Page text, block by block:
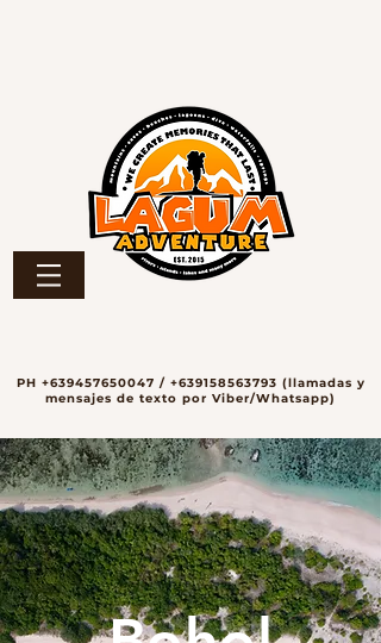
PH +639457650047 / +639158563793 (llamadas y
mensajes de texto por Viber/Whatsapp)